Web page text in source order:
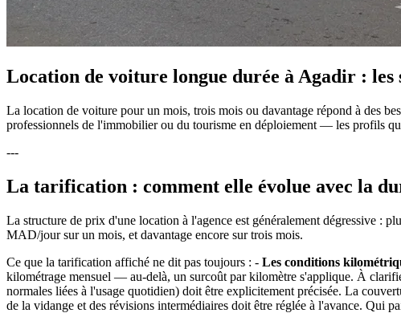
Location de voiture longue durée à Agadir : les
La location de voiture pour un mois, trois mois ou davantage répond à des
professionnels de l'immobilier ou du tourisme en déploiement — les profils
---
La tarification : comment elle évolue avec la
La structure de prix d'une location à l'agence est généralement dégressive :
MAD/jour sur un mois, et davantage encore sur trois mois.
Ce que la tarification affiché ne dit pas toujours : - Les conditions
kilométrage mensuel — au-delà, un surcoût par kilomètre s'applique. À
normales liées à l'usage quotidien) doit être explicitement précisée. La
de la vidange et des révisions intermédiaires doit être réglée à l'avance. Qui